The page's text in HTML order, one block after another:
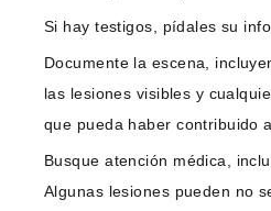
Si hay testigos, pídales su
Documente la escena,
las lesiones visibles y
que pueda haber contribuido
Busque atención médica,
Algunas lesiones pueden no